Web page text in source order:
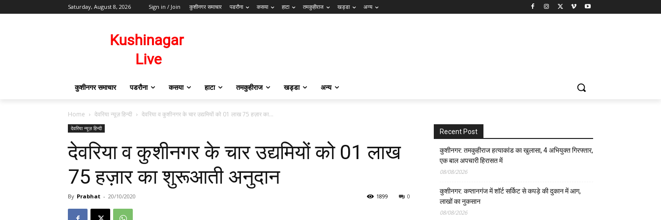
Saturday, August 8, 2026 Sign in / Join कुशीनगर समाचार पडरौना कसया हाटा तमकुहीराज खड्डा अन्य
कुशीनगर समाचार पडरौना कसया हाटा तमकुहीराज खड्डा अन्य
Home देवरिया न्यूज़ हिन्दी देवरिया व कुशीनगर के चार उद्यमियों को 01 लाख 75 हज़ार का...
देवरिया न्यूज़ हिन्दी
देवरिया व कुशीनगर के चार उद्यमियों को 01 लाख
75 हज़ार का शुरूआती अनुदान
By Prabhat - 20/10/2020 0
1899
Recent Post
कुशीनगर: तमकुहीराज हत्याकांड का खुलासा, 4 अभियुक्त गिरफ्तार,
एक बाल अपचारी हिरासत में
08/08/2026
कुशीनगर: कप्तानगंज में शॉर्ट सर्किट से कपड़े की दुकान में आग,
लाखों का नुकसान
08/08/2026